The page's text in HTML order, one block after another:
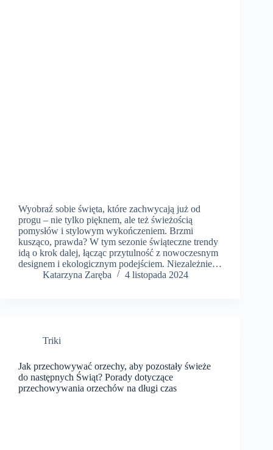
Wyobraź sobie święta, które zachwycają już od
progu – nie tylko pięknem, ale też świeżością
pomysłów i stylowym wykończeniem. Brzmi
kusząco, prawda? W tym sezonie świąteczne trendy
idą o krok dalej, łącząc przytulność z nowoczesnym
designem i ekologicznym podejściem. Niezależnie…
Katarzyna Zaręba
4 listopada 2024
Triki
Jak przechowywać orzechy, aby pozostały świeże
do następnych Świąt? Porady dotyczące
przechowywania orzechów na długi czas